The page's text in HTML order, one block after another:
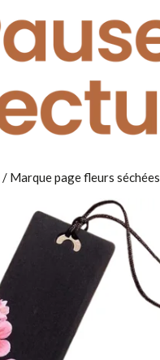
/ Marque page fleurs séchées